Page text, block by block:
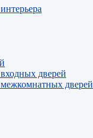
дверей
межкомнатных дверей